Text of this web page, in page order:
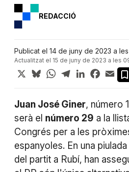
REDACCIÓ
Publicat el 14 de juny de 2023 a les
Actualitzat el 15 de juny de 2023 a les
X BlueskyWhatsApp
TelegramLinkedIn
Juan José Giner, número
serà el número 29 a la
Congrés per a les
espanyoles. En una
del partit a Rubí, han